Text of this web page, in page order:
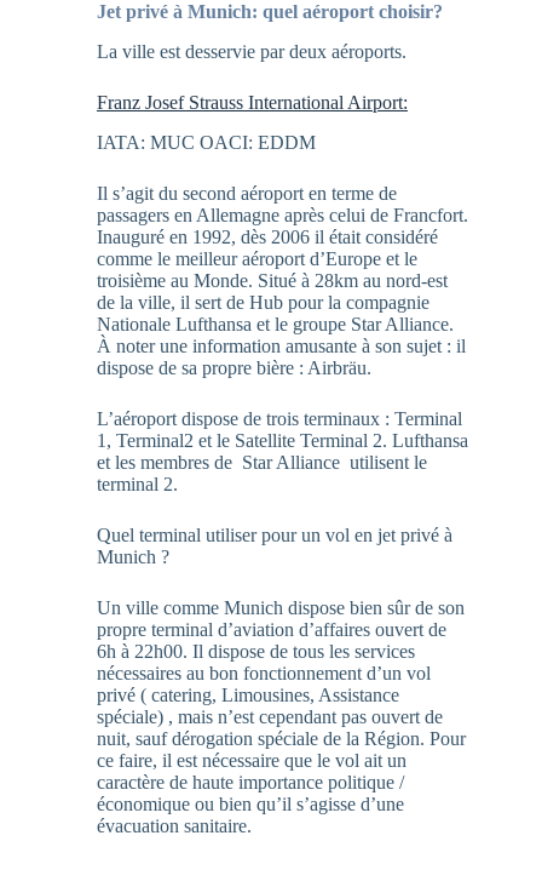
Jet privé à Munich: quel aéroport choisir?
La ville est desservie par deux aéroports.
Franz Josef Strauss International Airport:
IATA: MUC OACI: EDDM
Il s’agit du second aéroport en terme de
passagers en Allemagne après celui de Francfort.
Inauguré en 1992, dès 2006 il était considéré
comme le meilleur aéroport d’Europe et le
troisième au Monde. Situé à 28km au nord-est
de la ville, il sert de Hub pour la compagnie
Nationale Lufthansa et le groupe Star Alliance.
À noter une information amusante à son sujet : il
dispose de sa propre bière : Airbräu.
L’aéroport dispose de trois terminaux : Terminal
1, Terminal2 et le Satellite Terminal 2. Lufthansa
et les membres de Star Alliance utilisent le
terminal 2.
Quel terminal utiliser pour un vol en jet privé à
Munich ?
Un ville comme Munich dispose bien sûr de son
propre terminal d’aviation d’affaires ouvert de
6h à 22h00. Il dispose de tous les services
nécessaires au bon fonctionnement d’un vol
privé ( catering, Limousines, Assistance
spéciale) , mais n’est cependant pas ouvert de
nuit, sauf dérogation spéciale de la Région. Pour
ce faire, il est nécessaire que le vol ait un
caractère de haute importance politique /
économique ou bien qu’il s’agisse d’une
évacuation sanitaire.